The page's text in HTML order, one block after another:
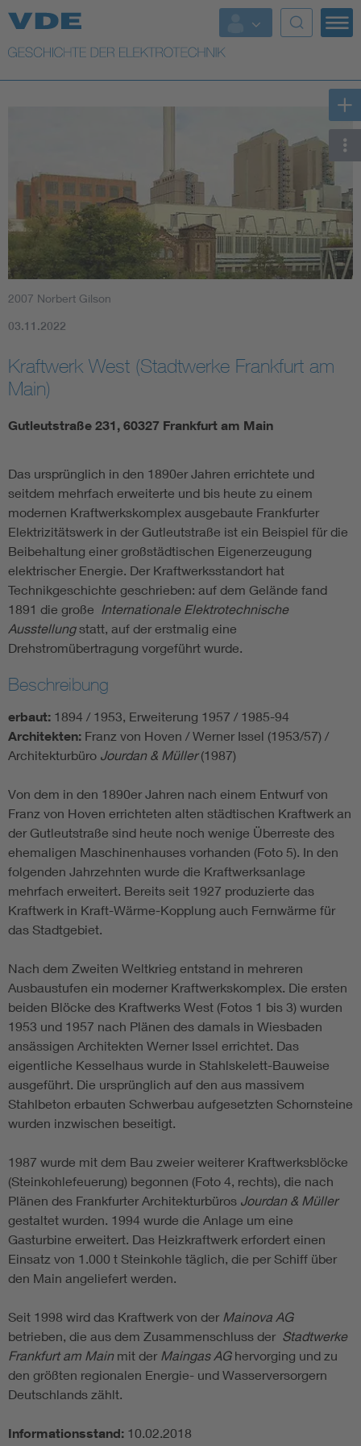
Top Themen
Weitere Themen
2007 Norbert Gilson
03.11.2022
Kraftwerk West (Stadtwerke Frankfurt am
Main)
Gutleutstraße 231, 60327 Frankfurt am Main
Das ursprünglich in den 1890er Jahren errichtete und
seitdem mehrfach erweiterte und bis heute zu einem
modernen Kraftwerkskomplex ausgebaute Frankfurter
Elektrizitätswerk in der Gutleutstraße ist ein Beispiel für die
Beibehaltung einer großstädtischen Eigenerzeugung
elektrischer Energie. Der Kraftwerksstandort hat
Technikgeschichte geschrieben: auf dem Gelände fand
1891 die große Internationale Elektrotechnische
Ausstellungstatt, auf der erstmalig eine
Drehstromübertragung vorgeführt wurde.
Beschreibung
erbaut: 1894 / 1953, Erweiterung 1957 / 1985-94
Architekten: Franz von Hoven / Werner Issel (1953/57) /
Architekturbüro Jourdan & Müller(1987)
Von dem in den 1890er Jahren nach einem Entwurf von
Franz von Hoven errichteten alten städtischen Kraftwerk an
der Gutleutstraße sind heute noch wenige Überreste des
ehemaligen Maschinenhauses vorhanden (Foto 5). In den
folgenden Jahrzehnten wurde die Kraftwerksanlage
mehrfach erweitert. Bereits seit 1927 produzierte das
Kraftwerk in Kraft-Wärme-Kopplung auch Fernwärme für
das Stadtgebiet.
Nach dem Zweiten Weltkrieg entstand in mehreren
Ausbaustufen ein moderner Kraftwerkskomplex. Die ersten
beiden Blöcke des Kraftwerks West (Fotos 1 bis 3) wurden
1953 und 1957 nach Plänen des damals in Wiesbaden
ansässigen Architekten Werner Issel errichtet. Das
eigentliche Kesselhaus wurde in Stahlskelett-Bauweise
ausgeführt. Die ursprünglich auf den aus massivem
Stahlbeton erbauten Schwerbau aufgesetzten Schornsteine
wurden inzwischen beseitigt.
1987 wurde mit dem Bau zweier weiterer Kraftwerksblöcke
(Steinkohlefeuerung) begonnen (Foto 4, rechts), die nach
Plänen des Frankfurter Architekturbüros Jourdan & Müller
gestaltet wurden. 1994 wurde die Anlage um eine
Gasturbine erweitert. Das Heizkraftwerk erfordert einen
Einsatz von 1.000 t Steinkohle täglich, die per Schiff über
den Main angeliefert werden.
Seit 1998 wird das Kraftwerk von der Mainova AG
betrieben, die aus dem Zusammenschluss der Stadtwerke
Frankfurt am Mainmit der Maingas AGhervorging und zu
den größten regionalen Energie- und Wasserversorgern
Deutschlands zählt.
Informationsstand: 10.02.2018